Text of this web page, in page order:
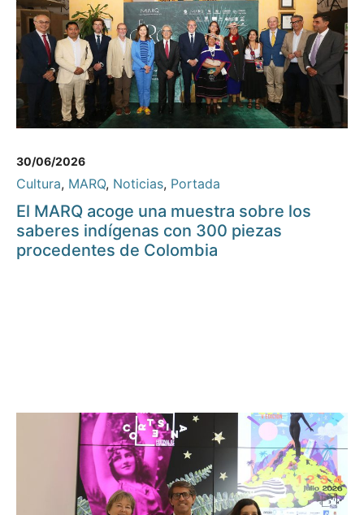
30/06/2026
Cultura, MARQ, Noticias, Portada
El MARQ acoge una muestra sobre los
saberes indígenas con 300 piezas
procedentes de Colombia